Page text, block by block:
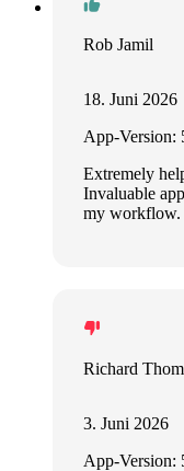
Rob Jamil
18. Juni 2026
App-Version:
Extremely
Invaluable
my workflow.
Richard
3. Juni 2026
App-Version: